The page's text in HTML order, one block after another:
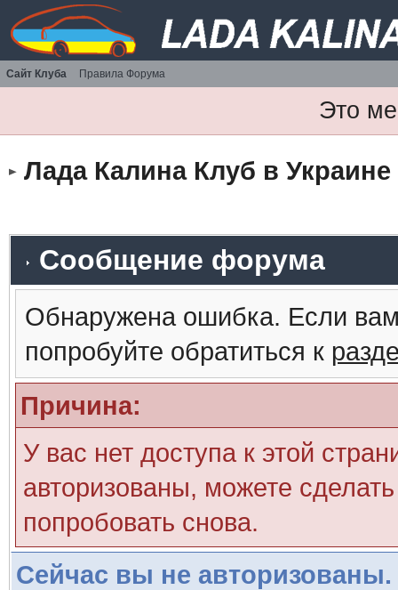
Сайт Клуба Правила Форума
Это
Лада Калина Клуб в Украине
Сообщение форума
Обнаружена ошибка. Если
попробуйте обратиться к
Причина:
У вас нет доступа к этой
авторизованы, можете
попробовать снова.
Сейчас вы не авторизованы.